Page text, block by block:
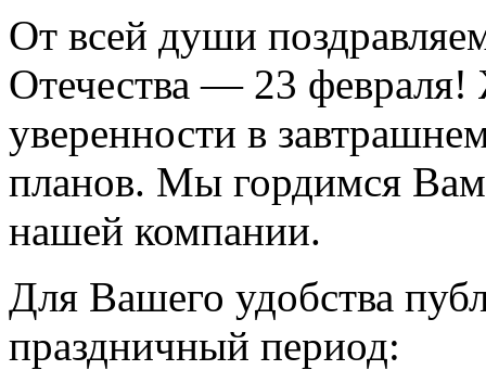
От всей души
Отечества — 23 февраля!
уверенности в
планов. Мы гордимся
нашей компании.
Для Вашего удобства
праздничный период: